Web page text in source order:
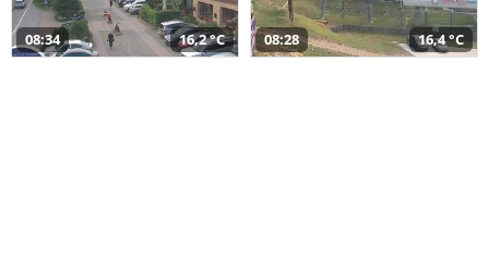
08:34 16,2 °C 08:28 16,4 °C